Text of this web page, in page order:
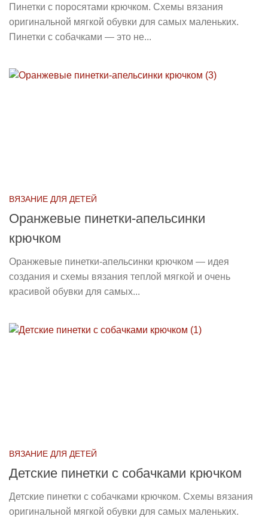
Пинетки с поросятами крючком. Схемы вязания
оригинальной мягкой обувки для самых маленьких.
Пинетки с собачками — это не...
ВЯЗАНИЕ ДЛЯ ДЕТЕЙ
Оранжевые пинетки-апельсинки
крючком
Оранжевые пинетки-апельсинки крючком — идея
создания и схемы вязания теплой мягкой и очень
красивой обувки для самых...
ВЯЗАНИЕ ДЛЯ ДЕТЕЙ
Детские пинетки с собачками крючком
Детские пинетки с собачками крючком. Схемы вязания
оригинальной мягкой обувки для самых маленьких.